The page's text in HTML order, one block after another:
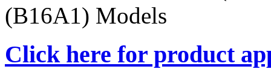
(B16A1) Models
Click here for product